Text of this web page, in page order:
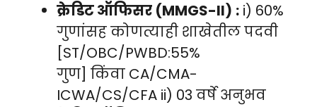
क्रेडिट ऑफिसर (MMGS-II) : i) 60%
गुणांसह कोणत्याही शाखेतील पदवी
[ST/OBC/PWBD:55%
गुण] किंवा CA/CMA-
ICWA/CS/CFA ii) 03 वर्षे अनुभव